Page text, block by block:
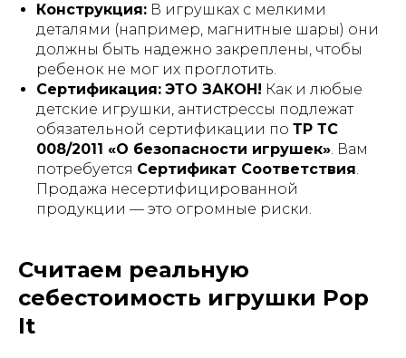
Конструкция: В игрушках с мелкими
деталями (например, магнитные шары) они
должны быть надежно закреплены, чтобы
ребенок не мог их проглотить.
Сертификация: ЭТО ЗАКОН! Как и любые
детские игрушки, антистрессы подлежат
обязательной сертификации по ТР ТС
008/2011 «О безопасности игрушек». Вам
потребуется Сертификат Соответствия.
Продажа несертифицированной
продукции — это огромные риски.
Считаем реальную
себестоимость игрушки Pop
It